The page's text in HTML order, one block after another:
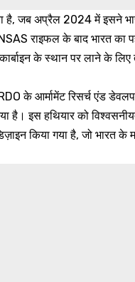
जब अप्रैल 2024 में इसने
राइफल के बाद भारत का
कार्बाइन के स्थान पर लाने के
के आर्मामेंट रिसर्च एंड
इस हथियार को
किया गया है, जो भारत के